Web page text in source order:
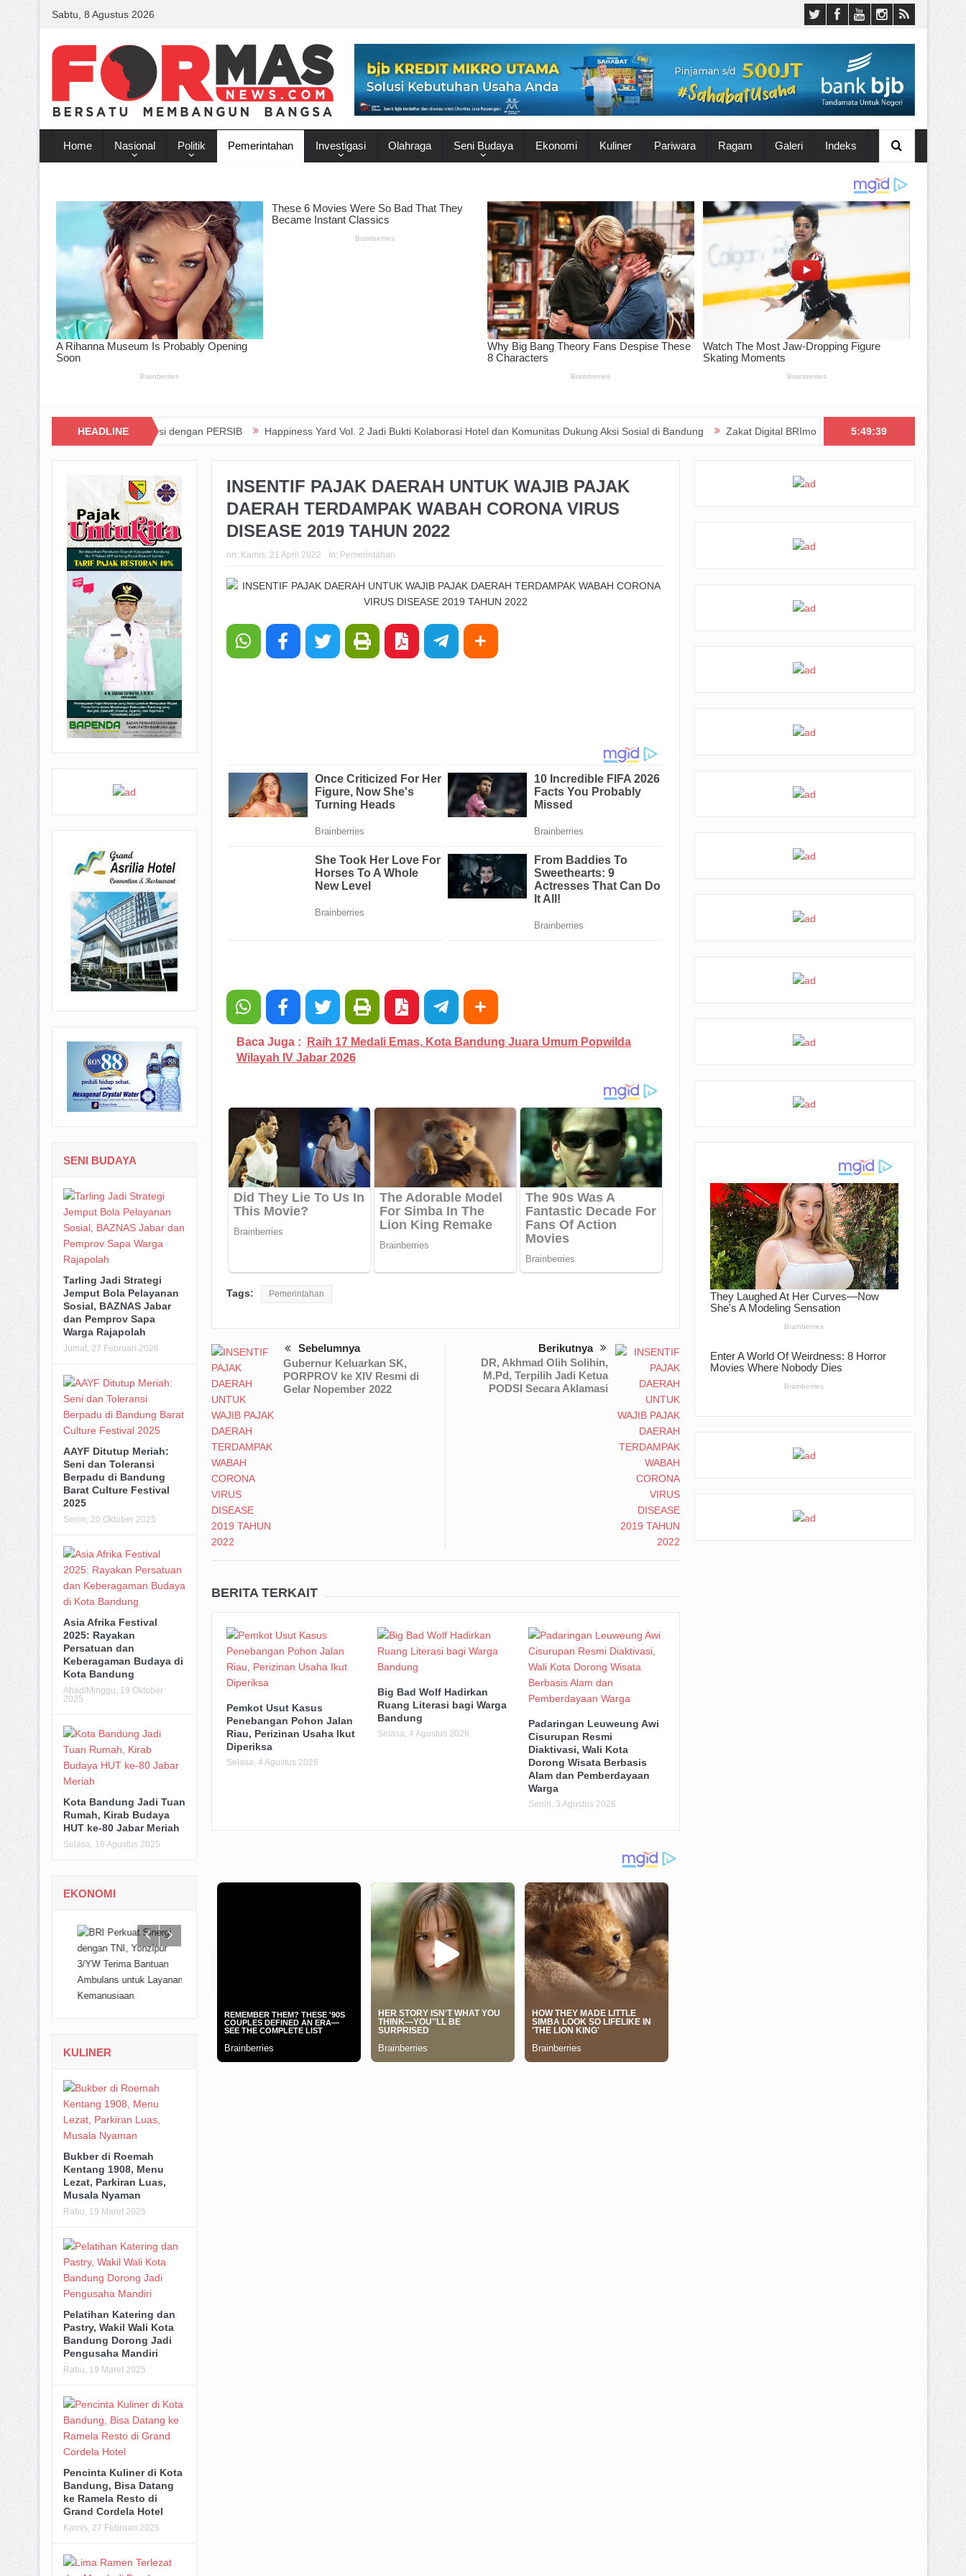
Sabtu, 8 Agustus 2026
Home Nasional Politik Pemerintahan Investigasi Olahraga Seni Budaya Ekonomi Kuliner Pariwara Ragam Galeri Indeks
HEADLINE
dan Kolaborasi dengan PERSIB Happiness Yard Vol. 2 Jadi Bukti Kolaborasi Hotel dan Komunitas Dukung Aksi Sosial di Bandung Zakat Digital BRImo Wujudkan Kepedulian, BAZNAS Jabar
5:49:40
INSENTIF PAJAK DAERAH UNTUK WAJIB PAJAK
DAERAH TERDAMPAK WABAH CORONA VIRUS
DISEASE 2019 TAHUN 2022
on: Kamis, 21 April 2022 In: Pemerintahan
Baca Juga :
Raih 17 Medali Emas, Kota Bandung Juara Umum Popwilda
Wilayah IV Jabar 2026
Tags: Pemerintahan
Sebelumnya
Gubernur Keluarkan SK,
PORPROV ke XIV Resmi di
Gelar Nopember 2022
Berikutnya
DR, Akhmad Olih Solihin,
M.Pd, Terpilih Jadi Ketua
PODSI Secara Aklamasi
BERITA TERKAIT
Pemkot Usut Kasus
Penebangan Pohon Jalan
Riau, Perizinan Usaha Ikut
Diperiksa
Selasa, 4 Agustus 2026
Big Bad Wolf Hadirkan
Ruang Literasi bagi Warga
Bandung
Selasa, 4 Agustus 2026
Padaringan Leuweung Awi
Cisurupan Resmi
Diaktivasi, Wali Kota
Dorong Wisata Berbasis
Alam dan Pemberdayaan
Warga
Senin, 3 Agustus 2026
SENI BUDAYA
Tarling Jadi Strategi
Jemput Bola Pelayanan
Sosial, BAZNAS Jabar
dan Pemprov Sapa
Warga Rajapolah
Jumat, 27 Februari 2026
AAYF Ditutup Meriah:
Seni dan Toleransi
Berpadu di Bandung
Barat Culture Festival
2025
Senin, 20 Oktober 2025
Asia Afrika Festival
2025: Rayakan
Persatuan dan
Keberagaman Budaya di
Kota Bandung
Ahad/Minggu, 19 Oktober
2025
Kota Bandung Jadi Tuan
Rumah, Kirab Budaya
HUT ke-80 Jabar Meriah
Selasa, 19 Agustus 2025
EKONOMI
KULINER
Bukber di Roemah
Kentang 1908, Menu
Lezat, Parkiran Luas,
Musala Nyaman
Rabu, 19 Maret 2025
Pelatihan Katering dan
Pastry, Wakil Wali Kota
Bandung Dorong Jadi
Pengusaha Mandiri
Rabu, 19 Maret 2025
Pencinta Kuliner di Kota
Bandung, Bisa Datang
ke Ramela Resto di
Grand Cordela Hotel
Kamis, 27 Februari 2025